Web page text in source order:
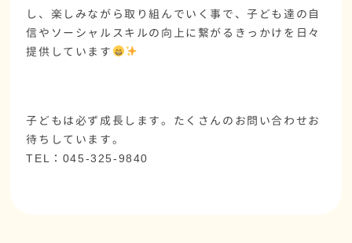
し、楽しみながら取り組んでいく事で、子ども達の自
信やソーシャルスキルの向上に繋がるきっかけを日々
提供しています
子どもは必ず成長します。たくさんのお問い合わせお
待ちしています。
TEL：045-325-9840